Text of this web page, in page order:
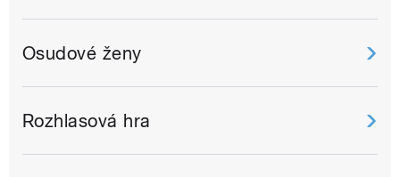
Osudové ženy
Rozhlasová hra